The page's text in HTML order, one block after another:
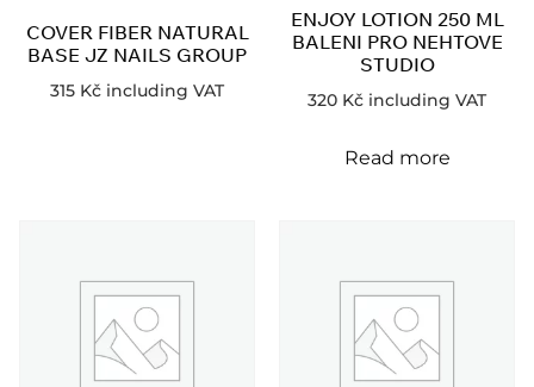
COVER FIBER NATURAL
BASE JZ NAILS GROUP
315 Kč including VAT
ENJOY LOTION 250 ML
BALENI PRO NEHTOVE
STUDIO
320 Kč including VAT
Read more